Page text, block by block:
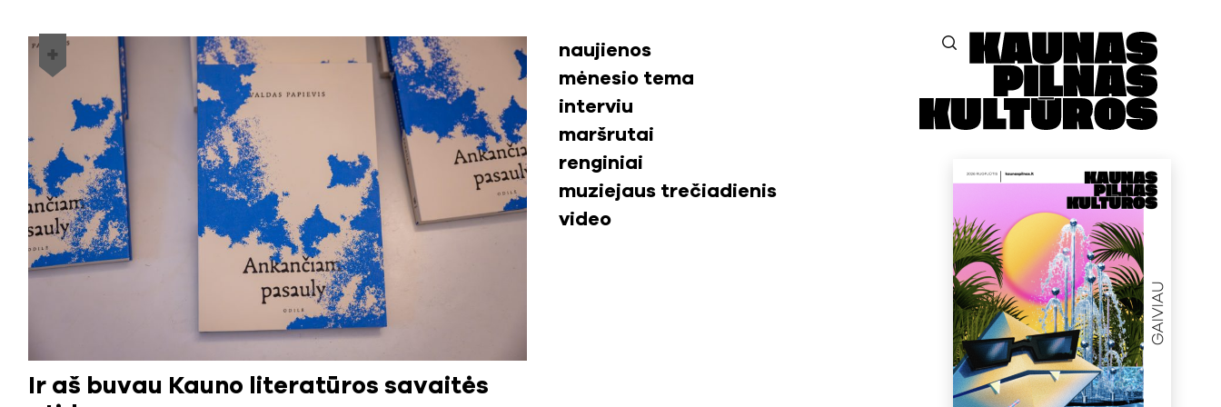
Ir aš buvau Kauno literatūros savaitės
naujienos
mėnesio tema
interviu
maršrutai
renginiai
muziejaus trečiadienis
video